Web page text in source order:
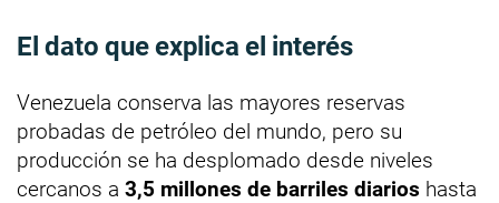
El dato que explica el interés
Venezuela conserva las mayores reservas
probadas de petróleo del mundo, pero su
producción se ha desplomado desde niveles
cercanos a 3,5 millones de barriles diarios hasta